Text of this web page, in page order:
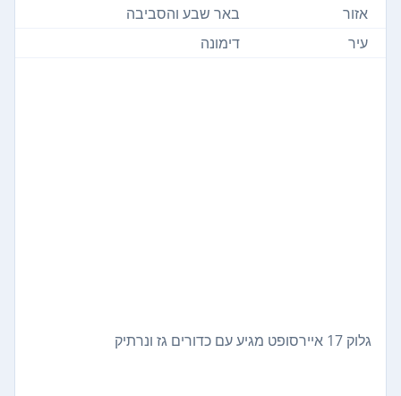
אזור
באר שבע והסביבה
עיר
דימונה
גלוק 17 איירסופט מגיע עם כדורים גז ונרתיק